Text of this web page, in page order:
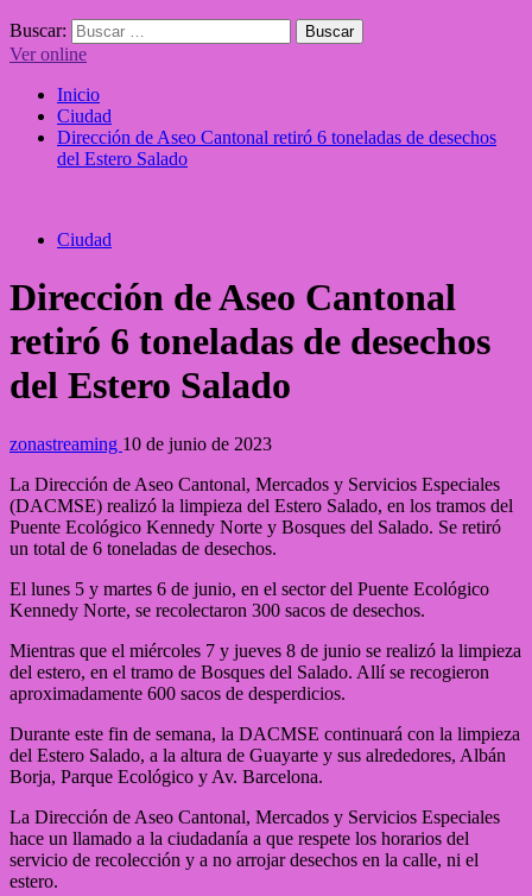
Buscar:
Ver online
Inicio
Ciudad
Dirección de Aseo Cantonal retiró 6 toneladas de desechos
del Estero Salado
Ciudad
Dirección de Aseo Cantonal
retiró 6 toneladas de desechos
del Estero Salado
zonastreaming 10 de junio de 2023
La Dirección de Aseo Cantonal, Mercados y Servicios Especiales
(DACMSE) realizó la limpieza del Estero Salado, en los tramos del
Puente Ecológico Kennedy Norte y Bosques del Salado. Se retiró
un total de 6 toneladas de desechos.
El lunes 5 y martes 6 de junio, en el sector del Puente Ecológico
Kennedy Norte, se recolectaron 300 sacos de desechos.
Mientras que el miércoles 7 y jueves 8 de junio se realizó la limpieza
del estero, en el tramo de Bosques del Salado. Allí se recogieron
aproximadamente 600 sacos de desperdicios.
Durante este fin de semana, la DACMSE continuará con la limpieza
del Estero Salado, a la altura de Guayarte y sus alrededores, Albán
Borja, Parque Ecológico y Av. Barcelona.
La Dirección de Aseo Cantonal, Mercados y Servicios Especiales
hace un llamado a la ciudadanía a que respete los horarios del
servicio de recolección y a no arrojar desechos en la calle, ni el
estero.